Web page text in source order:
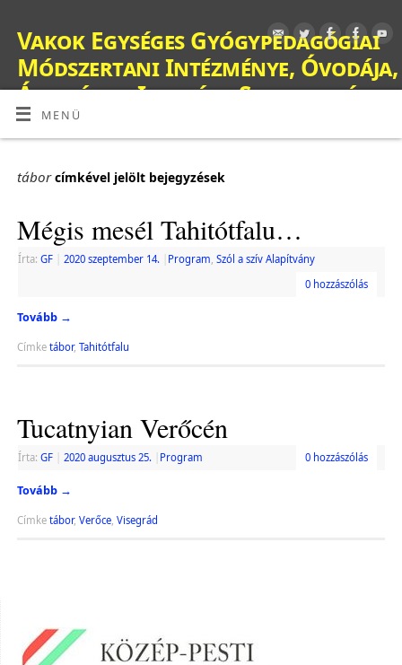
Vakok Egységes Gyógypedagógiai
Módszertani Intézménye, Óvodája,
Általános Iskolája, Szakiskolája,
Készségfejlesztő Iskolája, Fejlesztő
Nevelés-Oktatást Végző Iskolája,
Kollégiuma és Gyermekotthona
MENÜ
táborcímkével jelölt bejegyzések
Mégis mesél Tahitótfalu…
Írta: GF 2020 szeptember 14. Program Szól a szív Alapítvány
0 hozzászólás
Tovább →
Címke tábor, Tahitótfalu
Tucatnyian Verőcén
Írta: GF 2020 augusztus 25. Program 0 hozzászólás
Tovább →
Címke tábor, Verőce, Visegrád